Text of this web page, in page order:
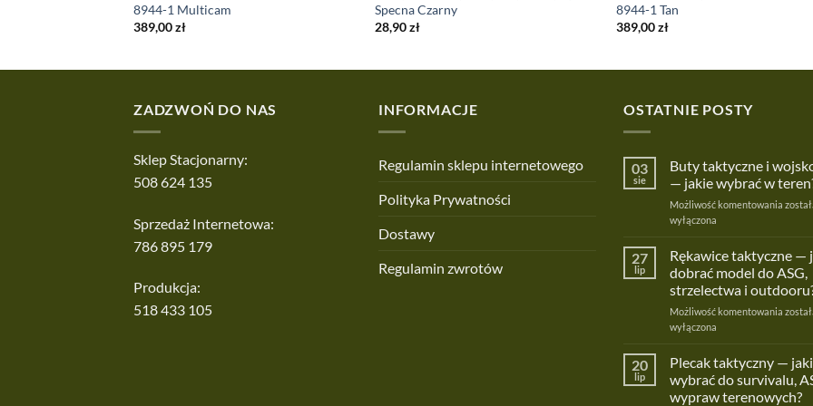
8944-1 Multicam
389,00zł
Specna Czarny
28,90zł
8944-1 Tan
389,00zł
ZADZWOŃ DO NAS
Sklep Stacjonarny:
508 624 135
Sprzedaż Internetowa:
786 895 179
Produkcja:
518 433 105
INFORMACJE
Regulamin sklepu internetowego
Polityka Prywatności
Dostawy
Regulamin zwrotów
OSTATNIE POSTY
03
sie
Buty taktyczne i
— jakie wybrać w
Możliwość komentowania Buty
—
jakie
wybrać
w
wyłączona
27
lip
Rękawice taktyczne —
dobrać model do ASG,
strzelectwa i
Możliwość komentowania
jak
dobrać
model
do
wyłączona
20
lip
Plecak taktyczny — jaki
wybrać do survivalu,
wypraw terenowych?